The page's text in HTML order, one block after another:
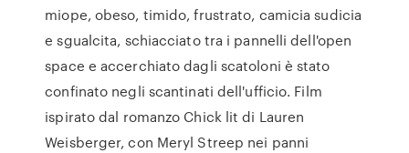
miope, obeso, timido, frustrato, camicia sudicia
e sgualcita, schiacciato tra i pannelli dell'open
space e accerchiato dagli scatoloni è stato
confinato negli scantinati dell'ufficio. Film
ispirato dal romanzo Chick lit di Lauren
Weisberger, con Meryl Streep nei panni